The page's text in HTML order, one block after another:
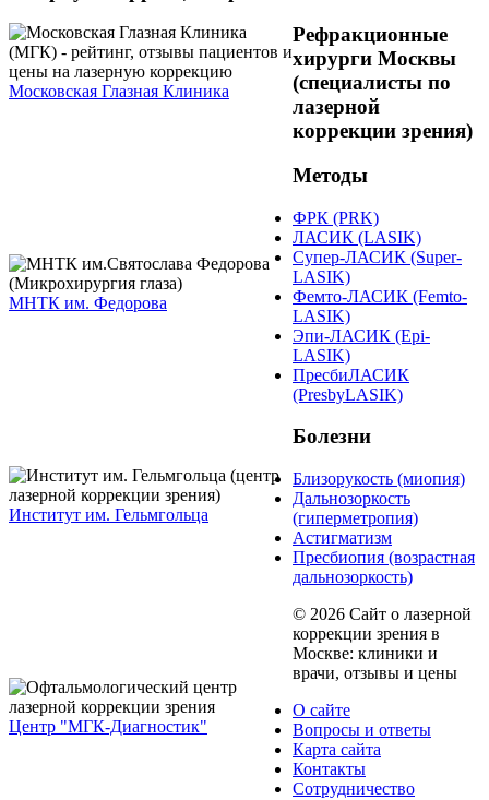
Московская Глазная Клиника
МНТК им. Федорова
Институт им. Гельмгольца
Центр "МГК-Диагностик"
Рефракционные
хирурги Москвы
(специалисты по
лазерной
коррекции зрения)
Методы
ФРК (PRK)
ЛАСИК (LASIK)
Супер-ЛАСИК (Super-
LASIK)
Фемто-ЛАСИК (Femto-
LASIK)
Эпи-ЛАСИК (Epi-
LASIK)
ПресбиЛАСИК
(PresbyLASIK)
Болезни
Близорукость (миопия)
Дальнозоркость
(гиперметропия)
Астигматизм
Пресбиопия (возрастная
дальнозоркость)
© 2026 Сайт о лазерной
коррекции зрения в
Москве: клиники и
врачи, отзывы и цены
О сайте
Вопросы и ответы
Карта сайта
Контакты
Сотрудничество